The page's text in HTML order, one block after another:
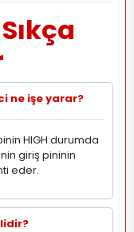
ne işe yarar?
HIGH durumda
giriş pininin
eder.